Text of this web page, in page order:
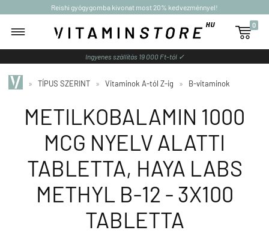
Reishi gyógygomba kivonat most 20% kedvezménnyel!

0
Ingyenes szállítás 19 000 Ft-tól ✓
» TÍPUS SZERINT » Vitaminok A-tól Z-ig » B-vitaminok
METILKOBALAMIN 1000
MCG NYELV ALATTI
TABLETTA, HAYA LABS
METHYL B-12 - 3X100
TABLETTA